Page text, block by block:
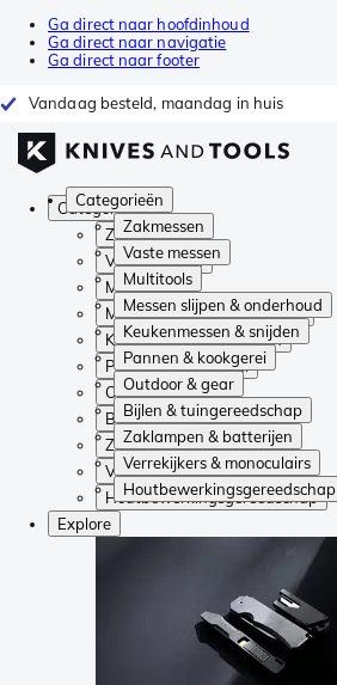
Ga direct naar hoofdinhoud
Ga direct naar navigatie
Ga direct naar footer
Vandaag besteld, maandag in huis
Categorieën
Zakmessen
Vaste messen
Multitools
Messen slijpen & onderhoud
Keukenmessen & snijden
Pannen & kookgerei
Outdoor & gear
Bijlen & tuingereedschap
Zaklampen & batterijen
Verrekijkers & monoculairs
Houtbewerkingsgereedschap
Categorieën
Zakmessen
Vaste messen
Multitools
Messen slijpen & onderhoud
Keukenmessen & snijden
Pannen & kookgerei
Outdoor & gear
Bijlen & tuingereedschap
Zaklampen & batterijen
Verrekijkers & monoculairs
Houtbewerkingsgereedschap
Explore